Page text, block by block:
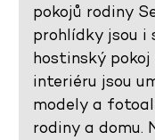
pokojů rodiny
prohlídky jsou i
hostinský
interiéru jsou
modely a
rodiny a domu.